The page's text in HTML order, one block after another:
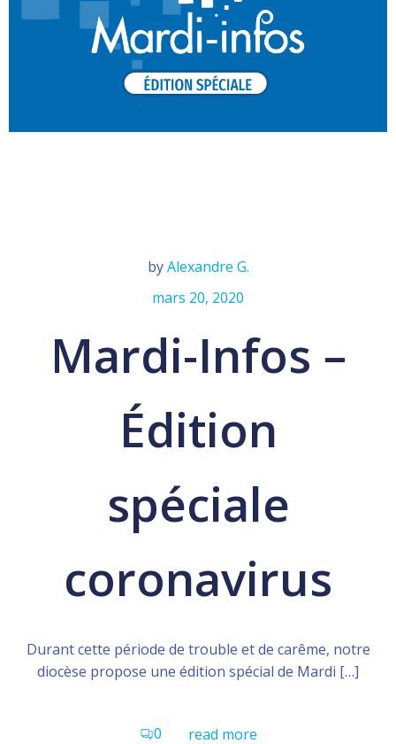
byAlexandre G.
mars 20, 2020
Mardi-Infos –
Édition
spéciale
coronavirus
Durant cette période de trouble et de carême, notre
diocèse propose une édition spécial de Mardi […]
0 read more